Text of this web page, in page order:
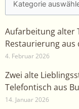
Aufarbeitung alter
Restaurierung
4. Februar 2026
Zwei alte
Telefontisch aus
14. Januar 2026